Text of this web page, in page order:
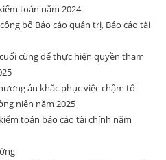
toán năm 2024
bố Báo cáo quản trị, Báo cáo tài
cùng để thực hiện quyền tham
án khắc phục việc chậm tổ
niên năm 2025
toán báo cáo tài chính năm